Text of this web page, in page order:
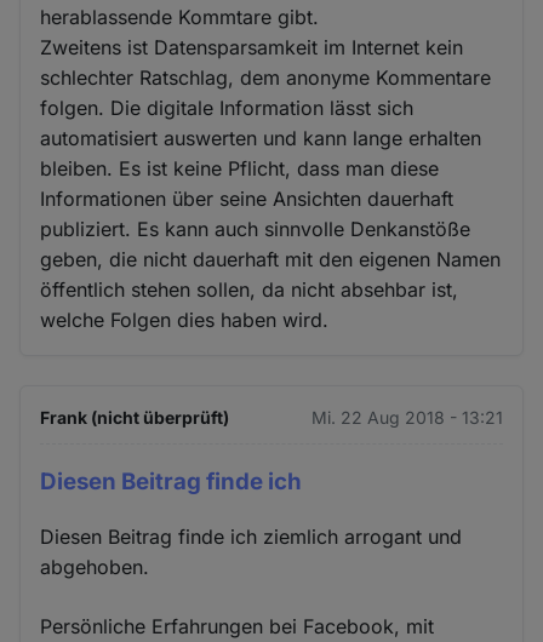
herablassende Kommtare gibt.
Zweitens ist Datensparsamkeit im Internet kein
schlechter Ratschlag, dem anonyme Kommentare
folgen. Die digitale Information lässt sich
automatisiert auswerten und kann lange erhalten
bleiben. Es ist keine Pflicht, dass man diese
Informationen über seine Ansichten dauerhaft
publiziert. Es kann auch sinnvolle Denkanstöße
geben, die nicht dauerhaft mit den eigenen Namen
öffentlich stehen sollen, da nicht absehbar ist,
welche Folgen dies haben wird.
Frank (nicht überprüft) Mi. 22 Aug 2018 - 13:21
Diesen Beitrag finde ich
Diesen Beitrag finde ich ziemlich arrogant und
abgehoben.
Persönliche Erfahrungen bei Facebook, mit